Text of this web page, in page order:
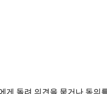
게 돌려 의견을 묻거나 동의